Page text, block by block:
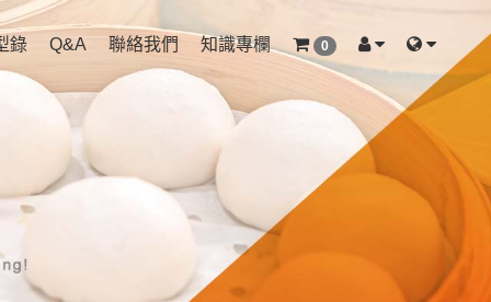
錄 Q&A 聯絡我們 知識專欄 0